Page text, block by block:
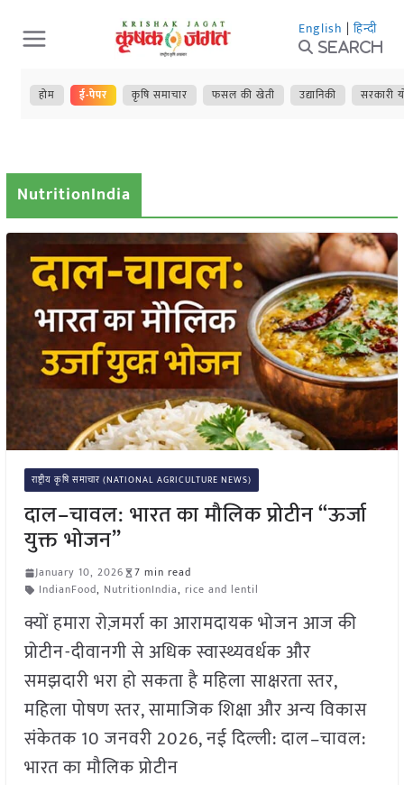
Skip
to
content
English | हिन्दी
Search
होम ई-पेपर कृषि समाचार फसल की खेती उद्यानिकी सरकारी
NutritionIndia
राष्ट्रीय कृषि समाचार (NATIONAL AGRICULTURE NEWS)
दाल–चावल: भारत का मौलिक प्रोटीन “ऊर्जा
युक्त भोजन”
January 10, 2026
7 min read
IndianFood, NutritionIndia, rice and lentil
क्यों हमारा रोज़मर्रा का आरामदायक भोजन आज की
प्रोटीन-दीवानगी से अधिक स्वास्थ्यवर्धक और
समझदारी भरा हो सकता है महिला साक्षरता स्तर,
महिला पोषण स्तर, सामाजिक शिक्षा और अन्य विकास
संकेतक 10 जनवरी 2026, नई दिल्ली: दाल–चावल:
भारत का मौलिक प्रोटीन